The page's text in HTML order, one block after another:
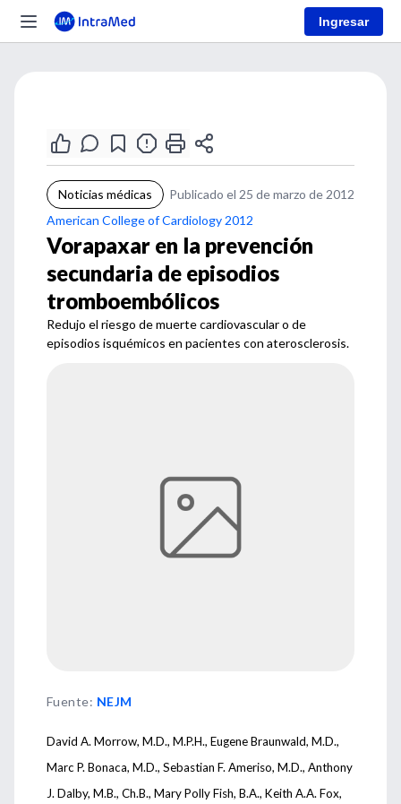
Ingresar
Noticias médicas
Publicado el 25 de marzo de 2012
American College of Cardiology 2012
Vorapaxar en la prevención
secundaria de episodios
tromboembólicos
Redujo el riesgo de muerte cardiovascular o de
episodios isquémicos en pacientes con aterosclerosis.
Fuente: NEJM
David A. Morrow, M.D., M.P.H., Eugene Braunwald, M.D.,
Marc P. Bonaca, M.D., Sebastian F. Ameriso, M.D., Anthony
J. Dalby, M.B., Ch.B., Mary Polly Fish, B.A., Keith A.A. Fox,